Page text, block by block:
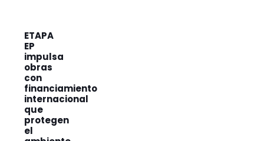
ETAPA
EP
impulsa
obras
con
financiamiento
internacional
que
protegen
el